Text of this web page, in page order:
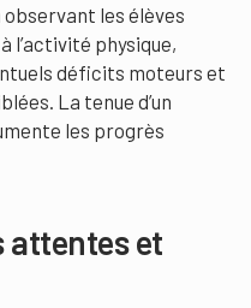
observant les élèves
l’activité physique,
déficits moteurs et
La tenue d’un
les progrès
attentes et